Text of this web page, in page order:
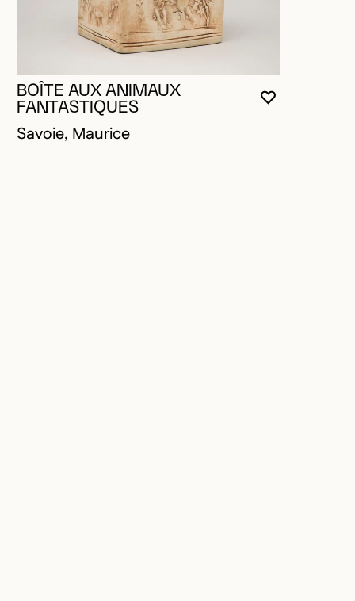
VOUS
FERMER
OUVRIR LA
BOÎTE AUX ANIMAUX
FANTASTIQUES
Savoie, Maurice